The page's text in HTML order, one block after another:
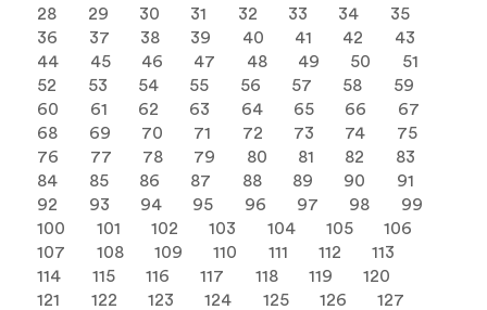
28
29 30 31 32 33 34
35
36
37 38 39 40 41 42
43
44
45 46 47 48 49 50
51
52
53 54 55 56 57 58
59
60
61 62 63 64 65 66
67
68
69 70 71 72 73 74
75
76
77 78 79 80 81 82
83
84
85 86 87 88 89 90
91
92
93 94 95 96 97 98
99
100
101 102 103 104 105
106
107
108 109 110 111 112
113
114
115 116 117 118 119
120
121
122 123 124 125 126
127